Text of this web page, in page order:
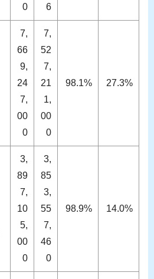
0
6
7,
66
9,
24
7,
00
0
7,
52
7,
21
1,
00
0
98.1% 27.3%
3,
89
7,
10
5,
00
0
3,
85
3,
55
7,
46
0
98.9% 14.0%